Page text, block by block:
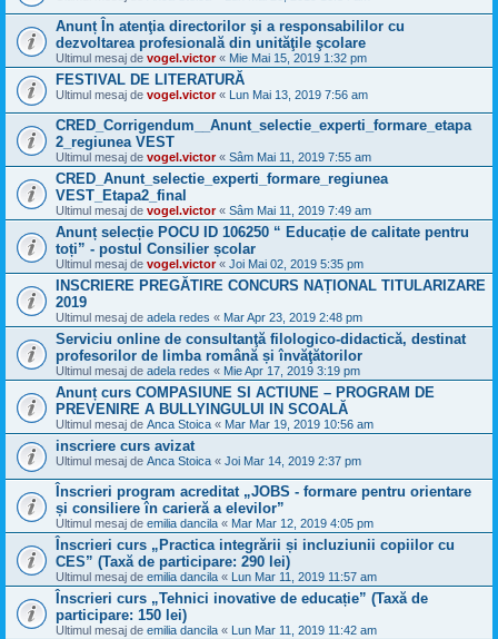
Anunț În atenţia directorilor şi a responsabililor cu
dezvoltarea profesională din unităţile şcolare
Ultimul mesaj de vogel.victor« Mie Mai 15, 2019 1:32 pm
FESTIVAL DE LITERATURĂ
Ultimul mesaj de vogel.victor« Lun Mai 13, 2019 7:56 am
CRED_Corrigendum__Anunt_selectie_experti_formare_etapa
2_regiunea VEST
Ultimul mesaj de vogel.victor« Sâm Mai 11, 2019 7:55 am
CRED_Anunt_selectie_experti_formare_regiunea
VEST_Etapa2_final
Ultimul mesaj de vogel.victor« Sâm Mai 11, 2019 7:49 am
Anunț selecție POCU ID 106250 “ Educație de calitate pentru
toți” - postul Consilier școlar
Ultimul mesaj de vogel.victor« Joi Mai 02, 2019 5:35 pm
INSCRIERE PREGĂTIRE CONCURS NAȚIONAL TITULARIZARE
2019
Ultimul mesaj de adela redes « Mar Apr 23, 2019 2:48 pm
Serviciu online de consultanţă filologico-didactică, destinat
profesorilor de limba română și învăţătorilor
Ultimul mesaj de adela redes « Mie Apr 17, 2019 3:19 pm
Anunț curs COMPASIUNE SI ACTIUNE – PROGRAM DE
PREVENIRE A BULLYINGULUI IN SCOALĂ
Ultimul mesaj de Anca Stoica « Mar Mar 19, 2019 10:56 am
inscriere curs avizat
Ultimul mesaj de Anca Stoica « Joi Mar 14, 2019 2:37 pm
Înscrieri program acreditat „JOBS - formare pentru orientare
și consiliere în carieră a elevilor”
Ultimul mesaj de emilia dancila « Mar Mar 12, 2019 4:05 pm
Înscrieri curs „Practica integrării și incluziunii copiilor cu
CES” (Taxă de participare: 290 lei)
Ultimul mesaj de emilia dancila « Lun Mar 11, 2019 11:57 am
Înscrieri curs „Tehnici inovative de educație” (Taxă de
participare: 150 lei)
Ultimul mesaj de emilia dancila « Lun Mar 11, 2019 11:42 am